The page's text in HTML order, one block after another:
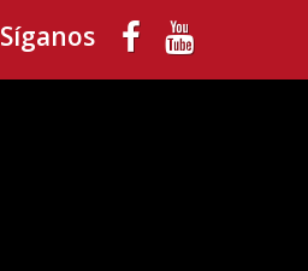
Síganos